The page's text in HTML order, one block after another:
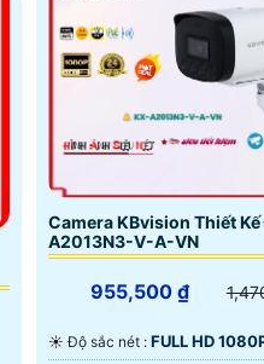
Camera KBvision Thiết
A2013N3-V-A-VN
955,500 ₫
☀️ Độ sắc nét : FULL HD